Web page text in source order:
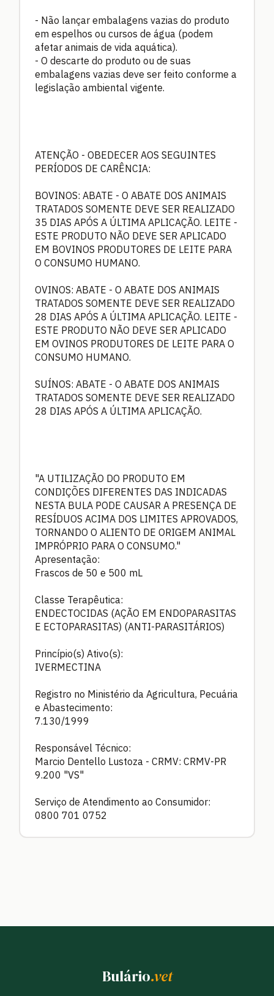
- Não lançar embalagens vazias do produto
em espelhos ou cursos de água (podem
afetar animais de vida aquática).
- O descarte do produto ou de suas
embalagens vazias deve ser feito conforme a
legislação ambiental vigente.
ATENÇÃO - OBEDECER AOS SEGUINTES
PERÍODOS DE CARÊNCIA:
BOVINOS: ABATE - O ABATE DOS ANIMAIS
TRATADOS SOMENTE DEVE SER REALIZADO
35 DIAS APÓS A ÚLTIMA APLICAÇÃO. LEITE -
ESTE PRODUTO NÃO DEVE SER APLICADO
EM BOVINOS PRODUTORES DE LEITE PARA
O CONSUMO HUMANO.
OVINOS: ABATE - O ABATE DOS ANIMAIS
TRATADOS SOMENTE DEVE SER REALIZADO
28 DIAS APÓS A ÚLTIMA APLICAÇÃO. LEITE -
ESTE PRODUTO NÃO DEVE SER APLICADO
EM OVINOS PRODUTORES DE LEITE PARA O
CONSUMO HUMANO.
SUÍNOS: ABATE - O ABATE DOS ANIMAIS
TRATADOS SOMENTE DEVE SER REALIZADO
28 DIAS APÓS A ÚLTIMA APLICAÇÃO.
"A UTILIZAÇÃO DO PRODUTO EM
CONDIÇÕES DIFERENTES DAS INDICADAS
NESTA BULA PODE CAUSAR A PRESENÇA DE
RESÍDUOS ACIMA DOS LIMITES APROVADOS,
TORNANDO O ALIENTO DE ORIGEM ANIMAL
IMPRÓPRIO PARA O CONSUMO."
Apresentação:
Frascos de 50 e 500 mL
Classe Terapêutica:
ENDECTOCIDAS (AÇÃO EM ENDOPARASITAS
E ECTOPARASITAS) (ANTI-PARASITÁRIOS)
Princípio(s) Ativo(s):
IVERMECTINA
Registro no Ministério da Agricultura, Pecuária
e Abastecimento:
7.130/1999
Responsável Técnico:
Marcio Dentello Lustoza - CRMV: CRMV-PR
9.200 "VS"
Serviço de Atendimento ao Consumidor:
0800 701 0752
Bulário.vet